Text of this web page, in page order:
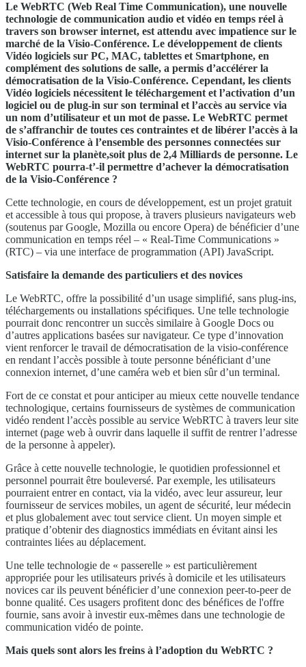
Le WebRTC (Web Real Time Communication), une nouvelle
technologie de communication audio et vidéo en temps réel à
travers son browser internet, est attendu avec impatience sur le
marché de la Visio-Conférence. Le développement de clients
Vidéo logiciels sur PC, MAC, tablettes et Smartphone, en
complément des solutions de salle, a permis d’accélérer la
démocratisation de la Visio-Conférence. Cependant, les clients
Vidéo logiciels nécessitent le téléchargement et l’activation d’un
logiciel ou de plug-in sur son terminal et l’accès au service via
un nom d’utilisateur et un mot de passe. Le WebRTC permet
de s’affranchir de toutes ces contraintes et de libérer l’accès à la
Visio-Conférence à l’ensemble des personnes connectées sur
internet sur la planète,soit plus de 2,4 Milliards de personne. Le
WebRTC pourra-t’-il permettre d’achever la démocratisation
de la Visio-Conférence ?
Cette technologie, en cours de développement, est un projet gratuit
et accessible à tous qui propose, à travers plusieurs navigateurs web
(soutenus par Google, Mozilla ou encore Opera) de bénéficier d’une
communication en temps réel – « Real-Time Communications »
(RTC) – via une interface de programmation (API) JavaScript.
Satisfaire la demande des particuliers et des novices
Le WebRTC, offre la possibilité d’un usage simplifié, sans plug-ins,
téléchargements ou installations spécifiques. Une telle technologie
pourrait donc rencontrer un succès similaire à Google Docs ou
d’autres applications basées sur navigateur. Ce type d’innovation
vient renforcer le travail de démocratisation de la visio-conférence
en rendant l’accès possible à toute personne bénéficiant d’une
connexion internet, d’une caméra web et bien sûr d’un terminal.
Fort de ce constat et pour anticiper au mieux cette nouvelle tendance
technologique, certains fournisseurs de systèmes de communication
vidéo rendent l’accès possible au service WebRTC à travers leur site
internet (page web à ouvrir dans laquelle il suffit de rentrer l’adresse
de la personne à appeler).
Grâce à cette nouvelle technologie, le quotidien professionnel et
personnel pourrait être bouleversé. Par exemple, les utilisateurs
pourraient entrer en contact, via la vidéo, avec leur assureur, leur
fournisseur de services mobiles, un agent de sécurité, leur médecin
et plus globalement avec tout service client. Un moyen simple et
pratique d’obtenir des diagnostics immédiats en évitant ainsi les
contraintes liées au déplacement.
Une telle technologie de « passerelle » est particulièrement
appropriée pour les utilisateurs privés à domicile et les utilisateurs
novices car ils peuvent bénéficier d’une connexion peer-to-peer de
bonne qualité. Ces usagers profitent donc des bénéfices de l'offre
fournie, sans avoir à investir eux-mêmes dans une technologie de
communication vidéo de pointe.
Mais quels sont alors les freins à l’adoption du WebRTC ?